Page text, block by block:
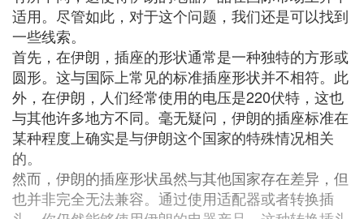
适用。尽管如此，对于这个问题，我们还是可以找到
一些线索。
首先，在伊朗，插座的形状通常是一种独特的方形或
圆形。这与国际上常见的标准插座形状并不相符。此
外，在伊朗，人们经常使用的电压是220伏特，这也
与其他许多地方不同。毫无疑问，伊朗的插座标准在
某种程度上确实是与伊朗这个国家的特殊情况相关
的。
然而，伊朗的插座形状虽然与其他国家存在差异，但
也并非完全无法兼容。通过使用适配器或者转换插